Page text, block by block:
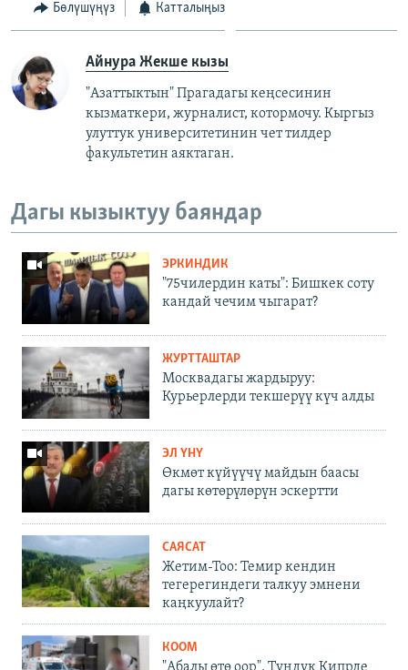
Бөлүшүңүз Катталыңыз
Айнура Жекше кызы
"Азаттыктын" Прагадагы кеңсесинин
кызматкери, журналист, котормочу. Кыргыз
улуттук университетинин чет тилдер
факультетин аяктаган.
Дагы кызыктуу баяндар
ЭРКИНДИК
"75чилердин каты": Бишкек соту
кандай чечим чыгарат?
ЖУРТТАШТАР
Москвадагы жардыруу:
Курьерлерди текшерүү күч алды
ЭЛ ҮНҮ
Өкмөт күйүүчү майдын баасы
дагы көтөрүлөрүн эскертти
САЯСАТ
Жетим-Тоо: Темир кендин
тегерегиндеги талкуу эмнени
каңкуулайт?
КООМ